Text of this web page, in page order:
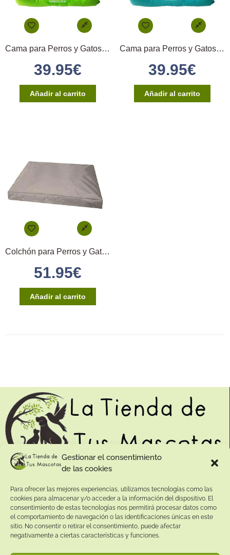
Gestionar el consentimiento
de las cookies
Para ofrecer las mejores experiencias, utilizamos tecnologías como las
cookies para almacenar y/o acceder a la información del dispositivo. El
consentimiento de estas tecnologías nos permitirá procesar datos como
el comportamiento de navegación o las identificaciones únicas en este
sitio. No consentir o retirar el consentimiento, puede afectar
negativamente a ciertas características y funciones.
Cama para Perros y Gatos 60x50cm – (Verde)
39.95€
Añadir al carrito
Cama para Perros y Gatos 60x50cm – Verde turquesa
39.95€
Añadir al carrito
Colchón para Perros y Gatos 80x120cm – (Gris)
51.95€
Añadir al carrito
Dirección:
Calle Pepe Jiménez 19, Rute, 14950 Códoba. España
Teléfono:
+34641081328
Email: